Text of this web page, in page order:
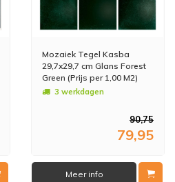
Mozaiek Tegel Kasba
29,7x29,7 cm Glans Forest
Green (Prijs per 1,00 M2)
3 werkdagen
90,75
79,95
Meer info